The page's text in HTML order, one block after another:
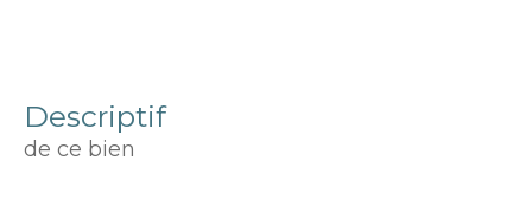
descriptif
de ce bien